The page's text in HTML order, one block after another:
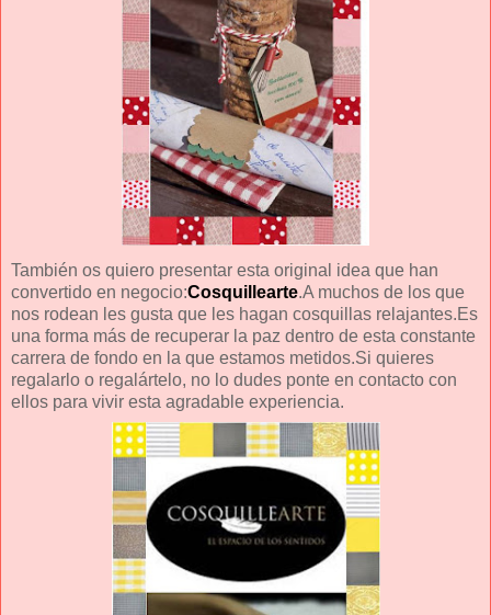
También os quiero presentar esta original idea que han
convertido en negocio:Cosquillearte.A muchos de los que
nos rodean les gusta que les hagan cosquillas relajantes.Es
una forma más de recuperar la paz dentro de esta constante
carrera de fondo en la que estamos metidos.Si quieres
regalarlo o regalártelo, no lo dudes ponte en contacto con
ellos para vivir esta agradable experiencia.